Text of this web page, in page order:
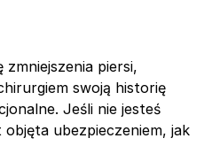
piersi,
swoją historię
Jeśli nie jesteś
ubezpieczeniem, jak